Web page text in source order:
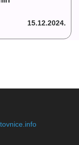
15.12.2024.